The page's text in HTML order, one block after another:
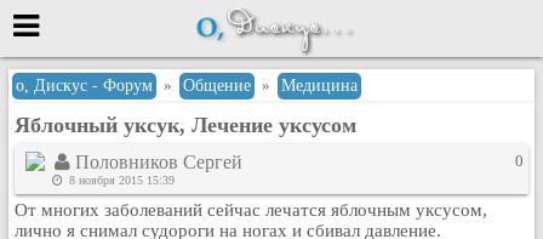
Меню
или войти через
Вход с 7ooo.ru
о, Дискус - Форум » Общение » Медицина
Яблочный уксук, Лечение уксусом
Половников Сергей
8 ноября 2015 15:39
0
От многих заболеваний сейчас лечатся яблочным уксусом,
лично я снимал судороги на ногах и сбивал давление.